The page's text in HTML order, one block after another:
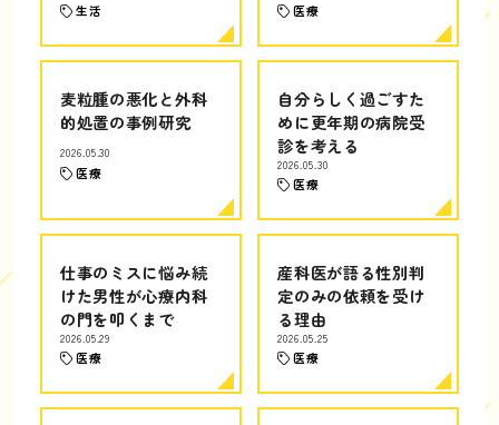
生活 医療
麦粒腫の悪化と外科
的処置の事例研究
2026.05.30
医療
自分らしく過ごすた
めに更年期の病院受
診を考える
2026.05.30
医療
仕事のミスに悩み続
けた男性が心療内科
の門を叩くまで
2026.05.29
医療
産科医が語る性別判
定のみの依頼を受け
る理由
2026.05.25
医療